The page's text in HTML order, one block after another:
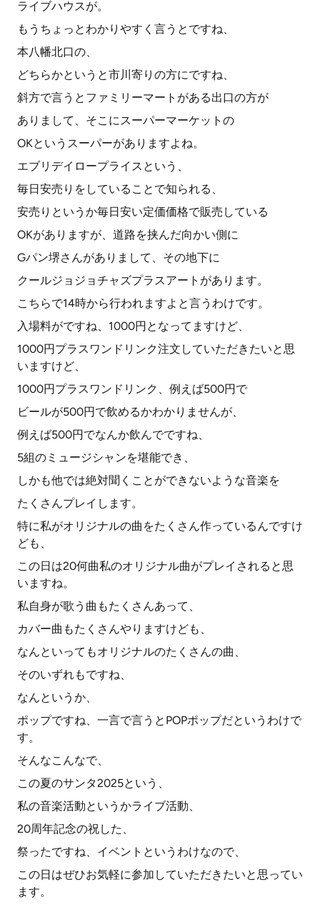
ライブハウスが。
もうちょっとわかりやすく言うとですね、
本八幡北口の、
どちらかというと市川寄りの方にですね、
斜方で言うとファミリーマートがある出口の方が
ありまして、そこにスーパーマーケットの
OKというスーパーがありますよね。
エブリデイロープライスという、
毎日安売りをしていることで知られる、
安売りというか毎日安い定価価格で販売している
OKがありますが、道路を挟んだ向かい側に
Gパン堺さんがありまして、その地下に
クールジョジョチャズプラスアートがあります。
こちらで14時から行われますよと言うわけです。
入場料がですね、1000円となってますけど、
1000円プラスワンドリンク注文していただきたいと思
いますけど、
1000円プラスワンドリンク、例えば500円で
ビールが500円で飲めるかわかりませんが、
例えば500円でなんか飲んでですね、
5組のミュージシャンを堪能でき、
しかも他では絶対聞くことができないような音楽を
たくさんプレイします。
特に私がオリジナルの曲をたくさん作っているんですけ
ども、
この日は20何曲私のオリジナル曲がプレイされると思
いますね。
私自身が歌う曲もたくさんあって、
カバー曲もたくさんやりますけども、
なんといってもオリジナルのたくさんの曲、
そのいずれもですね、
なんというか、
ポップですね、一言で言うとPOPポップだというわけで
す。
そんなこんなで、
この夏のサンタ2025という、
私の音楽活動というかライブ活動、
20周年記念の祝した、
祭ったですね、イベントというわけなので、
この日はぜひお気軽に参加していただきたいと思ってい
ます。